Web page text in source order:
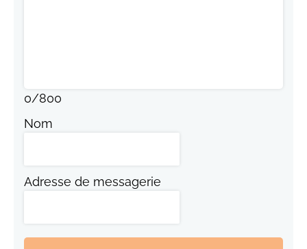
0/800
Nom
Adresse de messagerie